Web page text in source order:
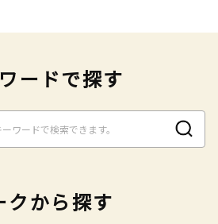
ードで探す
クから探す